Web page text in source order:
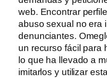
web. Encontrar
abuso sexual no era
denunciantes.
un recurso fácil para
lo que ha llevado a
imitarlos y utilizar